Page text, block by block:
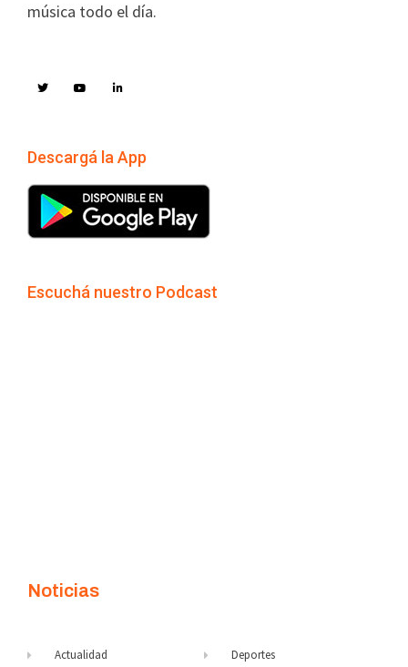
música todo el día.
Descargá la App
Escuchá nuestro Podcast
Noticias
Actualidad Deportes